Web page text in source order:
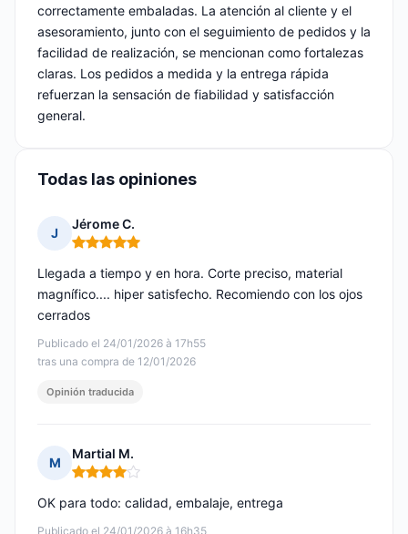
correctamente embaladas. La atención al cliente y el
asesoramiento, junto con el seguimiento de pedidos y la
facilidad de realización, se mencionan como fortalezas
claras. Los pedidos a medida y la entrega rápida
refuerzan la sensación de fiabilidad y satisfacción
general.
Todas las opiniones
J
Jérome C.
Nota: 5 de 5
Publicado el 24/01/2026 à 17h55
tras una compra de 12/01/2026
Llegada a tiempo y en hora. Corte preciso, material
magnífico.... hiper satisfecho. Recomiendo con los ojos
cerrados
Opinión traducida
M
Martial M.
Nota: 4 de 5
Publicado el 24/01/2026 à 16h35
OK para todo: calidad, embalaje, entrega